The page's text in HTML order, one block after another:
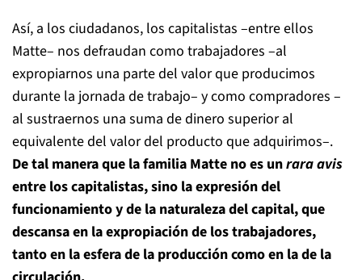
Así, a los ciudadanos, los capitalistas –entre ellos
Matte– nos defraudan como trabajadores –al
expropiarnos una parte del valor que producimos
durante la jornada de trabajo– y como compradores –
al sustraernos una suma de dinero superior al
equivalente del valor del producto que adquirimos–.
De tal manera que la familia Matte no es unrara avis
entre los capitalistas, sino la expresión del
funcionamiento y de la naturaleza del capital, que
descansa en la expropiación de los trabajadores,
tanto en la esfera de la producción como en la de la